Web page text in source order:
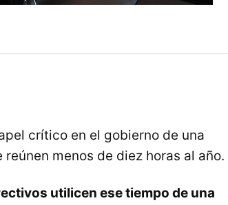
crítico en el gobierno de una
menos de diez horas al año.
utilicen ese tiempo de una